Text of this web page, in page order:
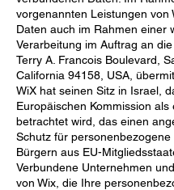
vorgenannten Leistungen von
Daten auch im Rahmen einer
Verarbeitung im Auftrag an
Terry A. Francois Boulevard,
California 94158, USA,
WiX hat seinen Sitz in Israel,
Europäischen Kommission als
betrachtet wird, das einen
Schutz für personenbezogene
Bürgern aus EU-
Verbundene Unternehmen
von Wix, die Ihre